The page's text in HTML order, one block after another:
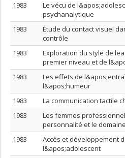
1983
Le vécu de
psychanalytique
1983
Étude du contact visuel
contrôle
1983
Exploration du style de
premier niveau et de
1983
Les effets de
l&apos;humeur
1983
La communication tactile
1983
Les femmes
personnalité et le
1983
Accès et développement
l&apos;adolescent